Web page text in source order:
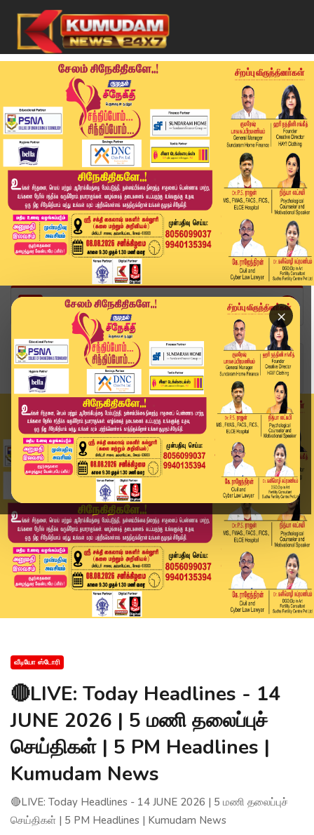
×
Home
வீடியோ ஸ்டோரி
🔴LIVE: Today Headlines - 14 JUNE 2026 | 5 மணி ...
வீடியோ ஸ்டோரி
🔴LIVE: Today Headlines - 14
JUNE 2026 | 5 மணி தலைப்புச்
செய்திகள் | 5 PM Headlines |
Kumudam News
🔴LIVE: Today Headlines - 14 JUNE 2026 | 5 மணி தலைப்புச்
செய்திகள் | 5 PM Headlines | Kumudam News